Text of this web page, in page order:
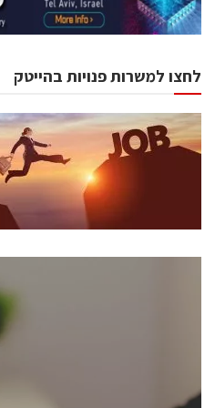
לחצו למשרות פנויות בהייטק
כנסים
לכל העוסקים בתעשיית